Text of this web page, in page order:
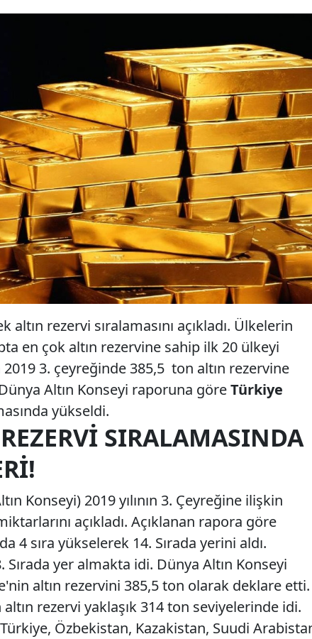
altın rezervi sıralamasını açıkladı. Ülkelerin
en çok altın rezervine sahip ilk 20 ülkeyi
3. çeyreğinde 385,5 ton altın rezervine
Altın Konseyi raporuna göreTürkiye
yükseldi.
SIRALAMASINDA
Konseyi) 2019 yılının 3. Çeyreğine ilişkin
açıkladı. Açıklanan rapora göre
4 sıra yükselerek 14. Sırada yerini aldı.
yer almakta idi. Dünya Altın Konseyi
altın rezervini 385,5 ton olarak deklare etti.
rezervi yaklaşık 314 ton seviyelerinde idi.
Özbekistan, Kazakistan, Suudi